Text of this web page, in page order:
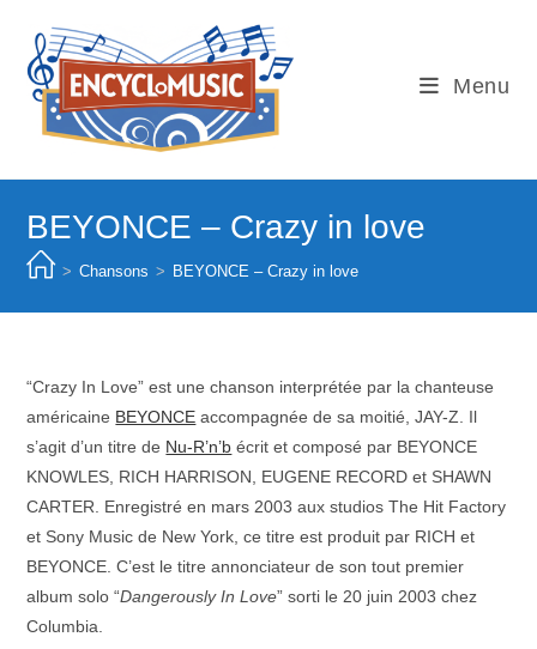
content
Menu
BEYONCE – Crazy in love
> Chansons > BEYONCE – Crazy in love
“Crazy In Love” est une chanson interprétée par la chanteuse
américaine BEYONCE accompagnée de sa moitié, JAY-Z. Il
s’agit d’un titre de Nu-R’n’b écrit et composé par BEYONCE
KNOWLES, RICH HARRISON, EUGENE RECORD et SHAWN
CARTER. Enregistré en mars 2003 aux studios The Hit Factory
et Sony Music de New York, ce titre est produit par RICH et
BEYONCE. C’est le titre annonciateur de son tout premier
album solo “Dangerously In Love” sorti le 20 juin 2003 chez
Columbia.